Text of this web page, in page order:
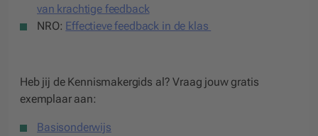
van krachtige feedback
NRO: Effectieve feedback in de klas
Heb jij de Kennismakergids al? Vraag jouw gratis
exemplaar aan:
Basisonderwijs